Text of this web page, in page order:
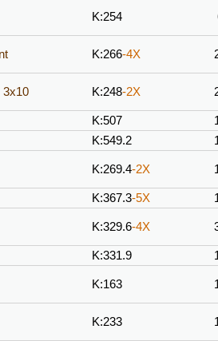
K:254
K:266-4X
3x10 K:248-2X
K:507
K:549.2
K:269.4-2X
K:367.3-5X
K:329.6-4X
K:331.9
K:163
K:233